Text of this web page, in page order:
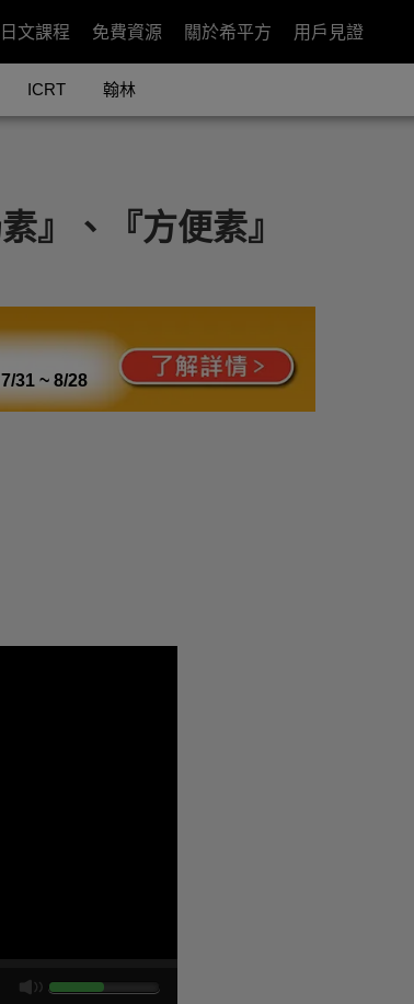
日文課程 免費資源 關於希平方 用戶見證
ICRT 翰林
』、『方便素』
7/31 ~ 8/28